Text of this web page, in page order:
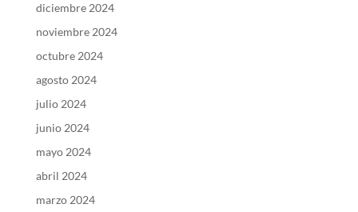
diciembre 2024
noviembre 2024
octubre 2024
agosto 2024
julio 2024
junio 2024
mayo 2024
abril 2024
marzo 2024